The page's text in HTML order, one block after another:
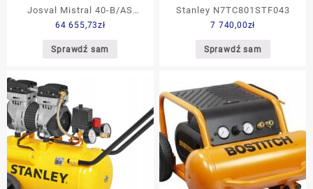
Josval Mistral 40-B/AS
(5310835)
64 655,73zł
Sprawdź sam
Stanley N7TC801STF043
7 740,00zł
Sprawdź sam